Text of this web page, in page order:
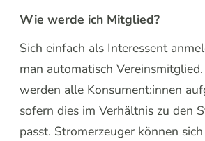
Wie werde ich Mitglied?
Sich einfach als Interessent
man automatisch
werden alle Konsument:innen
sofern dies im Verhältnis zu den
passt. Stromerzeuger können